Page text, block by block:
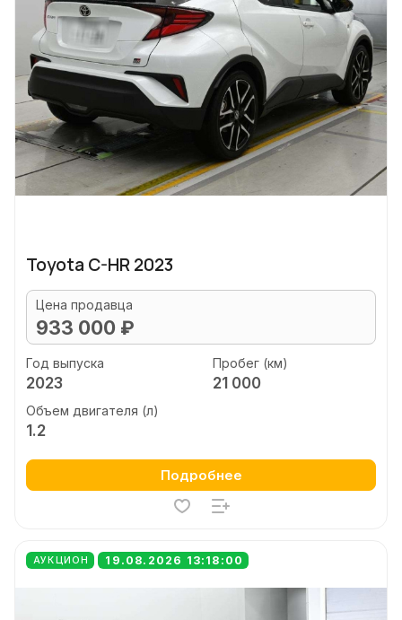
Toyota C-HR 2023
Цена продавца
933 000 ₽
Год выпуска
2023
Пробег (км)
21 000
Объем двигателя (л)
1.2
Подробнее
АУКЦИОН 19.08.2026 13:18:00